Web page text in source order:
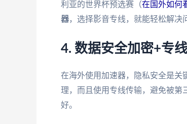
利亚的世界杯预选赛（在国外如何
器，选择影音专线，就能轻松解决
4. 数据安全加密+专
在海外使用加速器，隐私安全是关
理，而且使用专线传输，避免被
好。